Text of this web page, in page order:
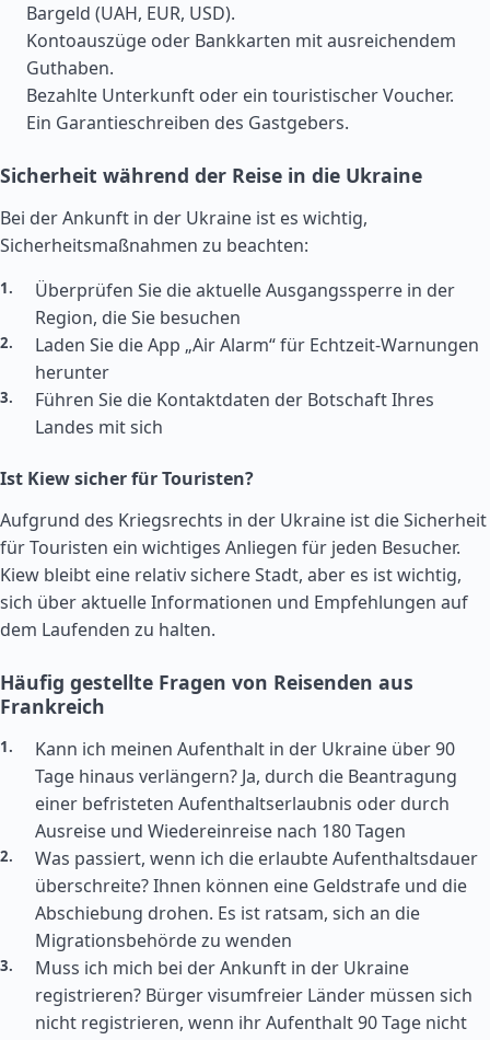
Bargeld (UAH, EUR, USD).
Kontoauszüge oder Bankkarten mit ausreichendem
Guthaben.
Bezahlte Unterkunft oder ein touristischer Voucher.
Ein Garantieschreiben des Gastgebers.
Sicherheit während der Reise in die Ukraine
Bei der Ankunft in der Ukraine ist es wichtig,
Sicherheitsmaßnahmen zu beachten:
Überprüfen Sie die aktuelle Ausgangssperre in der
Region, die Sie besuchen
Laden Sie die App „Air Alarm“ für Echtzeit-Warnungen
herunter
Führen Sie die Kontaktdaten der Botschaft Ihres
Landes mit sich
Ist Kiew sicher für Touristen?
Aufgrund des Kriegsrechts in der Ukraine ist die Sicherheit
für Touristen ein wichtiges Anliegen für jeden Besucher.
Kiew bleibt eine relativ sichere Stadt, aber es ist wichtig,
sich über aktuelle Informationen und Empfehlungen auf
dem Laufenden zu halten.
Häufig gestellte Fragen von Reisenden aus
Frankreich
Kann ich meinen Aufenthalt in der Ukraine über 90
Tage hinaus verlängern? Ja, durch die Beantragung
einer befristeten Aufenthaltserlaubnis oder durch
Ausreise und Wiedereinreise nach 180 Tagen
Was passiert, wenn ich die erlaubte Aufenthaltsdauer
überschreite? Ihnen können eine Geldstrafe und die
Abschiebung drohen. Es ist ratsam, sich an die
Migrationsbehörde zu wenden
Muss ich mich bei der Ankunft in der Ukraine
registrieren? Bürger visumfreier Länder müssen sich
nicht registrieren, wenn ihr Aufenthalt 90 Tage nicht